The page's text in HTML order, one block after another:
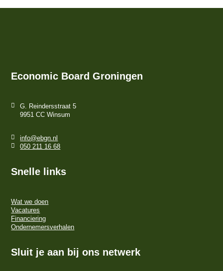
Economic Board Groningen
G. Reindersstraat 5
9951 CC Winsum
info@ebgn.nl
050 211 16 68
Snelle links
Wat we doen
Vacatures
Financiering
Ondernemersverhalen
Sluit je aan bij ons netwerk